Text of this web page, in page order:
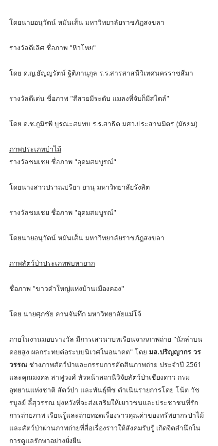
โดยนายอนุวัตน์ หมันเส็น มหาวิทยาลัยราชภัฎสงขลา
รางวัลดีเลิศ ชื่อภาพ "หิวโหย"
โดย ด.ญ.ธัญญรัตน์ ฐิติภานุกุล ร.ร.สารสาสนืวิเทศนครราชสีมา
รางวัลดีเด่น ชื่อภาพ "สีสวยมีระดับ แมลงที่จับก็มีสไตล์"
โดย ด.ช.ภูมิรพี บูรณะสมทบ ร.ร.สาธิต มศว.ประสานมิตร (มัธยม)
ภาพประเภทป่าไม้
รางวัลชมเชย ชื่อภาพ "อุดมสมบูรณ์"
โดยนางสาวปราณปรียา ยานุ มหาวิทยาลัยรังสิต
รางวัลชมเชย ชื่อภาพ "อุดมสมบูรณ์"
โดยนายอนุวัตน์ หมันเส็น มหาวิทยาลัยราชภัฎสงขลา
ภาพสัตว์ป่าประเภทพบหายาก
ชื่อภาพ "ขาวดำใหญ่แห่งบ้านเมืองคอง"
โดย นายศุภชัย คานจันทึก มหาวิทยาลัยแม่โจ้
ภายในงานมอบรางวัล มีการเสวนาบทเรียนจากภาพถ่าย "นักล่าบน
ดอยสูง ผลกระทบต่อระบบนิเวศในอนาคต" โดย มล.ปริญญากร วร
วรรณช่างภาพสัตว์ป่าและกรรมการตัดสินภาพถ่าย ประจำปี 2561
และคุณมงคล สาฟูวงศ์ หัวหน้าสถานีวิจัยสัตว์ป่าเชียงดาว กรม
อุทยานแห่งชาติ สัตว์ป่า และพันธุ์พืช ดำเนินรายการโดย โน้ต วัช
รบูลย์ ลี้สุวรรณ มุ่งหวังที่จะส่งเสริมให้เยาวชนและประชาชนที่รัก
การถ่ายภาพ เรียนรู้และถ่ายทอดเรื่องราวคุณค่าของทรัพยากรป่าไม้
และสัตว์ป่าผ่านภาพถ่ายที่สื่อเรื่องราวให้สังคมรับรู้ เกิดจิตสำนึกใน
การดูแลรักษาอย่างยั่งยืน